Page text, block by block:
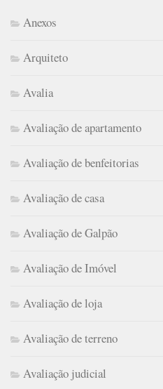
Anexos
Arquiteto
Avalia
Avaliação de apartamento
Avaliação de benfeitorias
Avaliação de casa
Avaliação de Galpão
Avaliação de Imóvel
Avaliação de loja
Avaliação de terreno
Avaliação judicial